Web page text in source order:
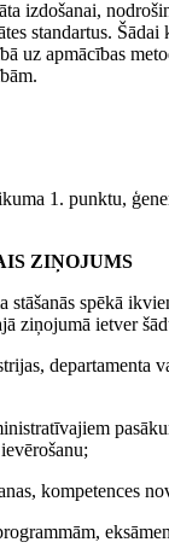
izdošanai,
standartus.
uz apmācības
1. punktu,
ZIŅOJUMS
spēkā
ziņojumā ietver
departamenta
kompetences